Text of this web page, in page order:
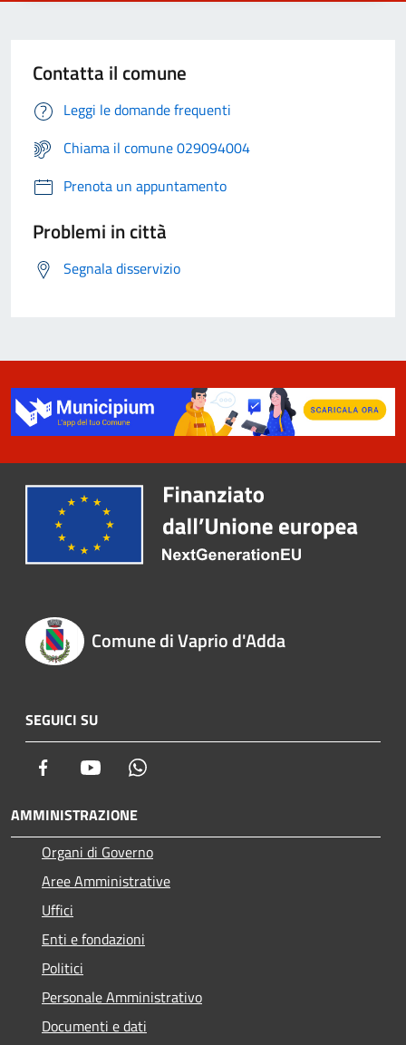
Contatta il comune
Leggi le domande frequenti
Chiama il comune 029094004
Prenota un appuntamento
Problemi in città
Segnala disservizio
Comune di Vaprio d'Adda
SEGUICI SU
Facebook Youtube
AMMINISTRAZIONE
Organi di Governo
Aree Amministrative
Uffici
Enti e fondazioni
Politici
Personale Amministrativo
Documenti e dati